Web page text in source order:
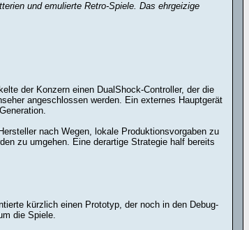
und emulierte Retro-Spiele. Das ehrgeizige
der Konzern einen DualShock-Controller, der die
angeschlossen werden. Ein externes Hauptgerät
nach Wegen, lokale Produktionsvorgaben zu
zu umgehen. Eine derartige Strategie half bereits
kürzlich einen Prototyp, der noch in den Debug-
die Spiele.